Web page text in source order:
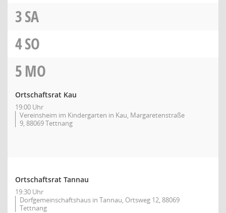
3SA
4SO
5MO
Ortschaftsrat Kau
19:00 Uhr
Vereinsheim im Kindergarten in Kau, Margaretenstraße
9, 88069 Tettnang
Ortschaftsrat Tannau
19:30 Uhr
Dorfgemeinschaftshaus in Tannau, Ortsweg 12, 88069
Tettnang